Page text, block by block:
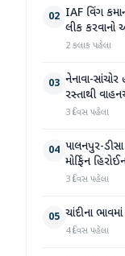
02 IAF વિંગ
લીક કરવાનો
2 કલાક પહેલા
03 નેનાવા-
રસ્તાથી
3 દિવસ પહેલા
04 પાલનપુર-
મોર્ફિન
3 દિવસ પહેલા
05 ચાંદીના
4 દિવસ પહેલા